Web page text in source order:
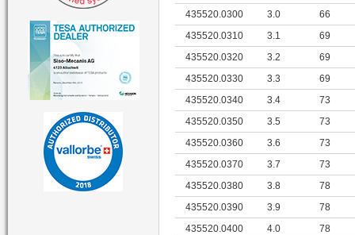
435520.0300
3.0
66
435520.0310
3.1
69
435520.0320
3.2
69
435520.0330
3.3
69
435520.0340
3.4
73
435520.0350
3.5
73
435520.0360
3.6
73
435520.0370
3.7
73
435520.0380
3.8
78
435520.0390
3.9
78
435520.0400
4.0
78